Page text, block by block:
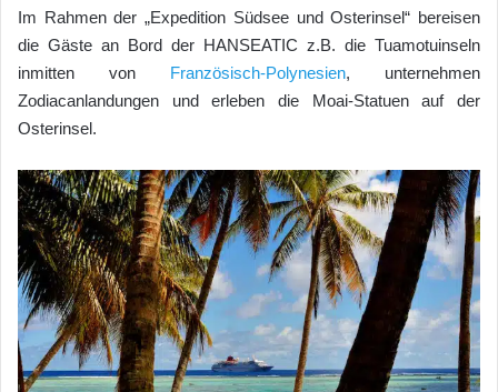
Im Rahmen der „Expedition Südsee und Osterinsel“ bereisen
die Gäste an Bord der HANSEATIC z.B. die Tuamotuinseln
inmitten von Französisch-Polynesien, unternehmen
Zodiacanlandungen und erleben die Moai-Statuen auf der
Osterinsel.